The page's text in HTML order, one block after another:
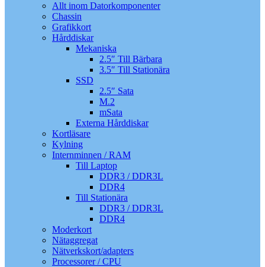
Allt inom Datorkomponenter
Chassin
Grafikkort
Hårddiskar
Mekaniska
2.5″ Till Bärbara
3.5″ Till Stationära
SSD
2.5″ Sata
M.2
mSata
Externa Hårddiskar
Kortläsare
Kylning
Internminnen / RAM
Till Laptop
DDR3 / DDR3L
DDR4
Till Stationära
DDR3 / DDR3L
DDR4
Moderkort
Nätaggregat
Nätverkskort/adapters
Processorer / CPU